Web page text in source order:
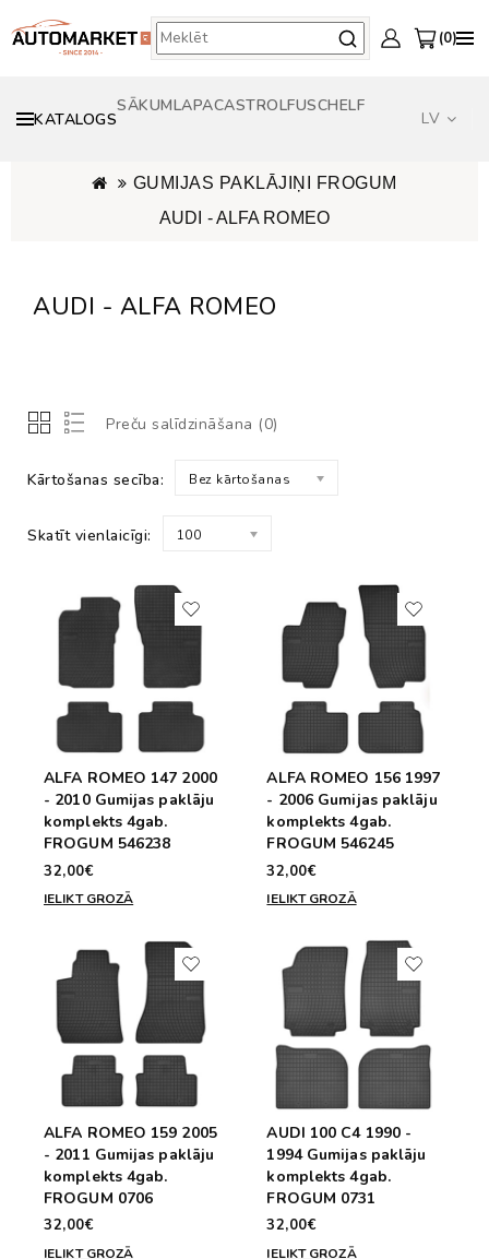
0
KATALOGS
SĀKUMLAPACASTROLFUSCHELF
LV
GUMIJAS PAKLĀJIŅI FROGUM
AUDI - ALFA ROMEO
AUDI - ALFA ROMEO
Preču salīdzināšana (0)
Kārtošanas secība: Bez kārtošanas
Skatīt vienlaicīgi: 100
ALFA ROMEO 147 2000
- 2010 Gumijas paklāju
komplekts 4gab.
FROGUM 546238
32,00€
IELIKT GROZĀ
ALFA ROMEO 156 1997
- 2006 Gumijas paklāju
komplekts 4gab.
FROGUM 546245
32,00€
IELIKT GROZĀ
ALFA ROMEO 159 2005
- 2011 Gumijas paklāju
komplekts 4gab.
FROGUM 0706
32,00€
IELIKT GROZĀ
AUDI 100 C4 1990 -
1994 Gumijas paklāju
komplekts 4gab.
FROGUM 0731
32,00€
IELIKT GROZĀ